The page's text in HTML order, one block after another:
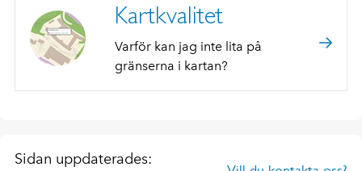
Kartkvalitet
Varför kan jag inte lita på
gränserna i kartan?
Sidan uppdaterades: